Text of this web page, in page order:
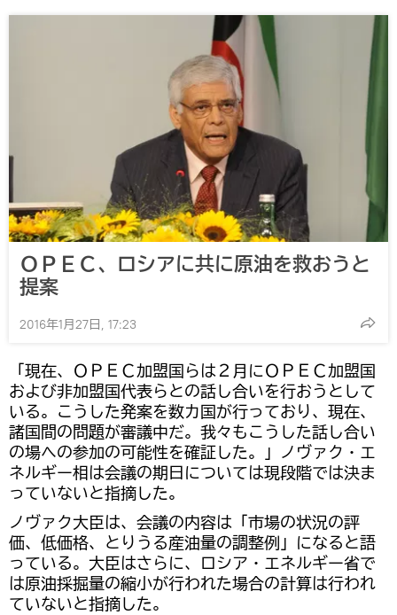
ＯＰＥＣ、ロシアに共に原油を救おうと
提案
2016年1月27日, 17:23
「現在、ＯＰＥＣ加盟国らは２月にＯＰＥＣ加盟国
および非加盟国代表らとの話し合いを行おうとして
いる。こうした発案を数カ国が行っており、現在、
諸国間の問題が審議中だ。我々もこうした話し合い
の場への参加の可能性を確証した。」ノヴァク・エ
ネルギー相は会議の期日については現段階では決ま
っていないと指摘した。
ノヴァク大臣は、会議の内容は「市場の状況の評
価、低価格、とりうる産油量の調整例」になると語
っている。大臣はさらに、ロシア・エネルギー省で
は原油採掘量の縮小が行われた場合の計算は行われ
ていないと指摘した。